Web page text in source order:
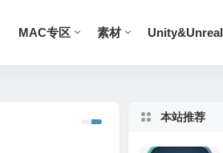
MAC专区 素材 Unity&Unreal
本站推荐